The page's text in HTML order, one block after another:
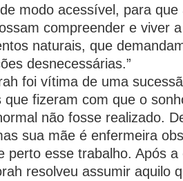
modo acessível, para que
compreender e viver
naturais, que
desnecessárias.”
foi vítima de uma
que fizeram com que o
não fosse realizado.
sua mãe é enfermeira
perto esse trabalho. Após a
resolveu assumir aquilo